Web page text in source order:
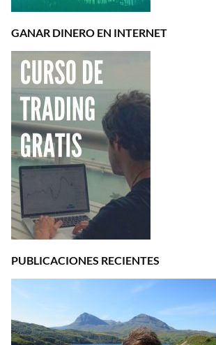
GANAR DINERO EN INTERNET
PUBLICACIONES RECIENTES